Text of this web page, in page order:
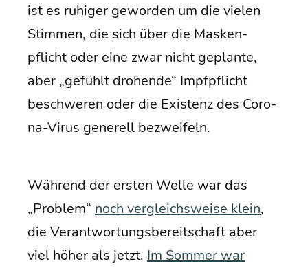
ist es ruhi­ger gewor­den um die vie­len
Stim­men, die sich über die Mas­ken­
pflicht oder eine zwar nicht geplan­te,
aber „gefühlt dro­hen­de“ Impf­pflicht
beschwe­ren oder die Exis­tenz des Coro­
na-Virus gene­rell bezweifeln.
Wäh­rend der ers­ten Wel­le war das
„Pro­blem“ noch ver­gleichs­wei­se klein,
die Ver­ant­wor­tungs­be­reit­schaft aber
viel höher als jetzt. Im Som­mer war